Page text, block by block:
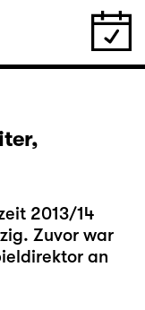
2013/14
Zuvor war
an